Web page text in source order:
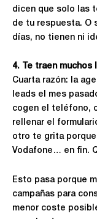
dicen que solo las
de tu respuesta. O
días, no tienen ni
4. Te traen muchos
Cuarta razón: la
leads el mes
cogen el teléfono,
rellenar el
otro te grita
Vodafone… en fin.
Esto pasa porque
campañas para
menor coste